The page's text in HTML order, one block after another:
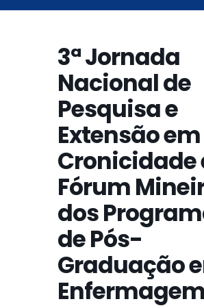
3ª Jornada
Nacional de
Pesquisa e
Extensão em
Cronicidade
Fórum
dos
de Pós-
Graduação
Enfermagem